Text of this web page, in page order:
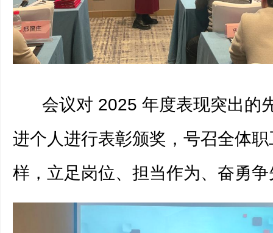
会议对 2025 年度表现突出的
进个人进行表彰颁奖，号召全体
样，立足岗位、担当作为、奋勇争